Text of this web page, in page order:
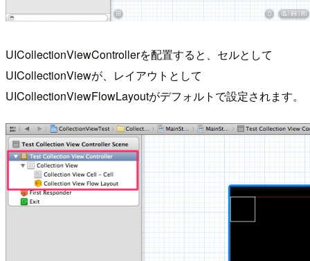
UICollectionViewControllerを配置すると、セルとして
UICollectionViewが、レイアウトとして
UICollectionViewFlowLayoutがデフォルトで設定されます。